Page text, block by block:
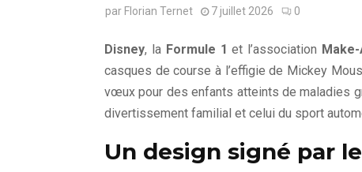
par Florian Ternet 7 juillet 2026 0
Disney, la Formule 1 et l’association
casques de course à l’effigie de Mickey
vœux pour des enfants atteints de maladies
divertissement familial et celui du sport
Un design signé par